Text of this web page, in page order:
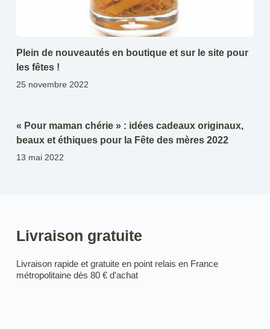
Plein de nouveautés en boutique et sur le site pour
les fêtes !
25 novembre 2022
« Pour maman chérie » : idées cadeaux originaux,
beaux et éthiques pour la Fête des mères 2022
13 mai 2022
Livraison gratuite
Livraison rapide et gratuite en point relais en France
métropolitaine dès 80 € d'achat